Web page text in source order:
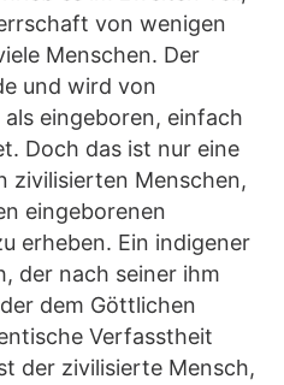
von wenigen
Menschen. Der
und wird von
eingeboren, einfach
Doch das ist nur eine
zivilisierten Menschen,
eingeborenen
erheben. Ein indigener
der nach seiner ihm
dem Göttlichen
Verfasstheit
der zivilisierte Mensch,